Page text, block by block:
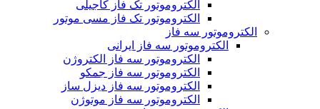
الکتروموتور تک فاز کاجیلی
الکتروموتور تک فاز مسی موتور
الکتروموتور سه فاز
الکتروموتور سه فاز ایرانی
الکتروموتور سه فاز الکتروژن
الکتروموتور سه فاز جمکو
الکتروموتور سه فاز دیزل ساز
الکتروموتور سه فاز موتوژن